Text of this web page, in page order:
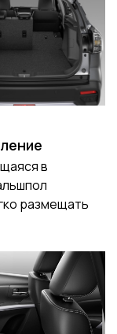
в
размещать